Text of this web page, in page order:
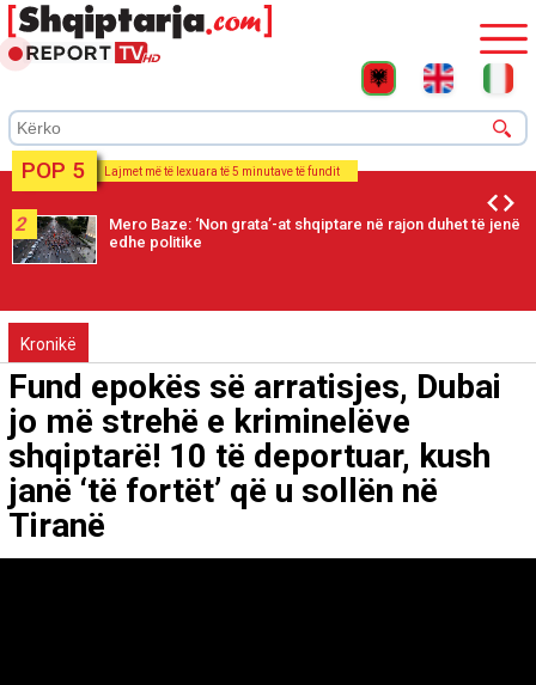
POP 5 Lajmet më të lexuara të 5 minutave të fundit
2
Mero Baze: ‘Non grata’-at shqiptare në rajon duhet të jenë
edhe politike
Kronikë
Fund epokës së arratisjes, Dubai
jo më strehë e kriminelëve
shqiptarë! 10 të deportuar, kush
janë ‘të fortët’ që u sollën në
Tiranë